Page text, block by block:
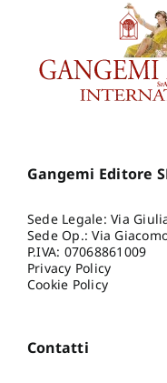
Gangemi Editore
Sede Legale: Via
Sede Op.: Via
P.IVA: 07068861009
Privacy Policy
Cookie Policy
Contatti